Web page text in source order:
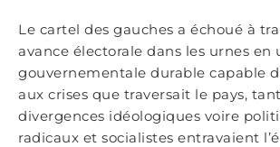
Le cartel des gauches a échoué à
avance électorale dans les urnes en
gouvernementale durable capable
aux crises que traversait le pays,
divergences idéologiques voire
radicaux et socialistes entravaient